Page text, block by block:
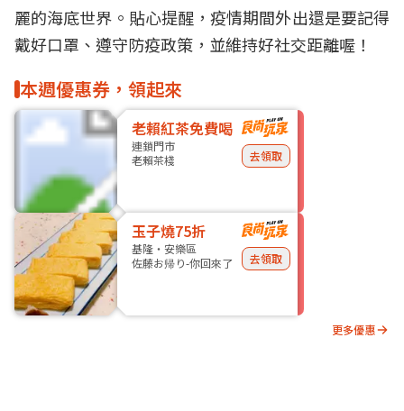
麗的海底世界。貼心提醒，疫情期間外出還是要記得
戴好口罩、遵守防疫政策，並維持好社交距離喔！
本週優惠券，領起來
老賴紅茶免費喝
連鎖門市
老賴茶棧
去領取
玉子燒75折
基隆・安樂區
佐藤お帰り-你回來了
去領取
更多優惠